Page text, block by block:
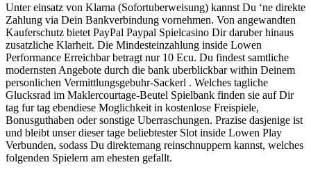
Unter einsatz von Klarna (Sofortuberweisung) kannst Du ‘ne direkte
Zahlung via Dein Bankverbindung vornehmen. Von angewandten
Kauferschutz bietet PayPal Paypal Spielcasino Dir daruber hinaus
zusatzliche Klarheit. Die Mindesteinzahlung inside Lowen
Performance Erreichbar betragt nur 10 Ecu. Du findest samtliche
modernsten Angebote durch die bank uberblickbar within Deinem
personlichen Vermittlungsgebuhr-Sackerl . Welches tagliche
Glucksrad im Maklercourtage-Beutel Spielbank finden sie auf Dir
tag fur tag ebendiese Moglichkeit in kostenlose Freispiele,
Bonusguthaben oder sonstige Uberraschungen. Prazise dasjenige ist
und bleibt unser dieser tage beliebtester Slot inside Lowen Play
Verbunden, sodass Du direktemang reinschnuppern kannst, welches
folgenden Spielern am ehesten gefallt.